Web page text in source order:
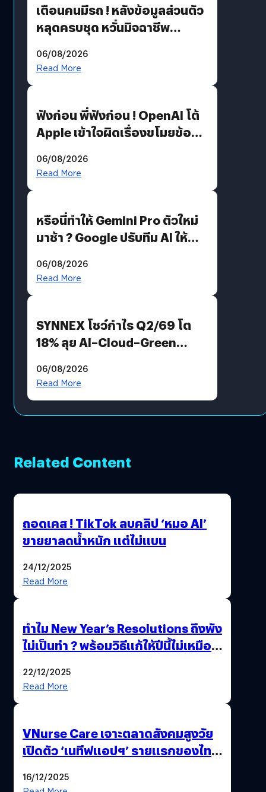
เตือนคนมีรถ ! หลังข้อมูลส่วนตัว
หลุดครบชุด หวั่นมิจฉาชีพ
รหัสผ่านหลุด ไม่ใช่แฮกเกอร์
06/08/2026
Read More
ฟังก่อน พี่ฟังก่อน ! OpenAI โต้
Apple เข้าใจผิดเรื่องขโมยข้อมูล
06/08/2026
Read More
หรือนี่ทำให้ Gemini Pro ตัวใหม่
มาช้า ? Google ปรับทีม AI ให้
AGI
06/08/2026
Read More
SYNNEX โชว์กำไร Q2/69 โต
18% ลุย AI–Cloud–Green
Revenue เร่งเครื่อง New
ปันผล 0.10 บาท/หุ้น
06/08/2026
Read More
Related Content
ถอดเคส ! TikTok ลบคลิป ‘หมอ AI’
ขายยาลดน้ำหนัก แต่ไม่แบน
24/12/2025
Read More
ทำไม New Year’s Resolutions ถึงพัง
ไม่เป็นท่า ? พร้อมวิธีแก้ให้ปีนี้ไม่เหมือน
22/12/2025
Read More
VNurse Care เจาะตลาดสังคมสูงวัย
เปิดตัว ‘เนทีฟแอปฯ’ รายแรกของไทย
จบในที่เดียว
16/12/2025